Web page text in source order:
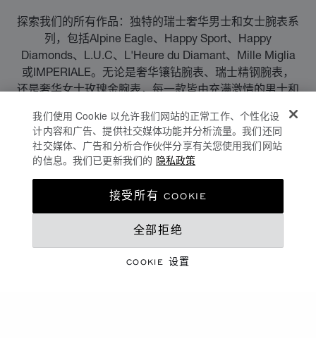
探索我们的所有作品：独特的瑞士奢华男士和女士腕表系
列，包括Alpine Eagle、Happy Sport、Happy
Diamonds、L.U.C、L'Heure du Diamant、Mille Miglia
或IMPERIALE。无论是奢华镶钻腕表、瑞士精钢腕表，
还是奢华女士玫瑰金腕表，每一款皆由充满激情的男士和
保养钻石，再到装饰机芯，我们的工匠大师精通制表的每
一道工序。我们的奢华瑞士腕表做工精细，是集工艺与美
学于一体的华美杰作。采用优雅的机芯和纯正的设计，我
数个小时……
大自然既美丽又珍罕，是我们的主要灵感来源之一。为了
源。这一承诺体现在我们的配送政策和员工管理方式中。
我们使用 Cookie 以允许我们网站的正常工作、个性化设
计内容和广告、提供社交媒体功能并分析流量。我们还同
社交媒体、广告和分析合作伙伴分享有关您使用我们网站
的信息。我们已更新我们的 隐私政策
COOKIE 设置
全部拒绝
接受所有 COOKIE